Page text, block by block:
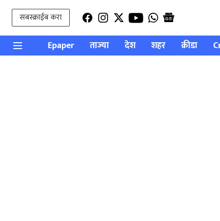
सबस्क्राईब करा
Epaper ताज्या देश शहर क्रीडा